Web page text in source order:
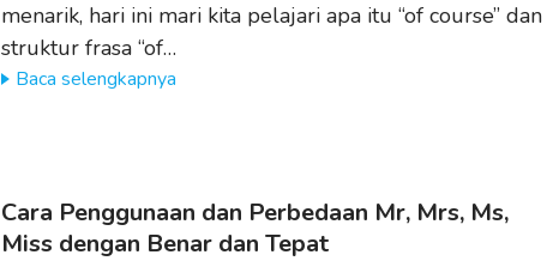
menarik, hari ini mari kita pelajari apa itu “of course” dan
struktur frasa “of…
Baca selengkapnya
Cara Penggunaan dan Perbedaan Mr, Mrs, Ms,
Miss dengan Benar dan Tepat